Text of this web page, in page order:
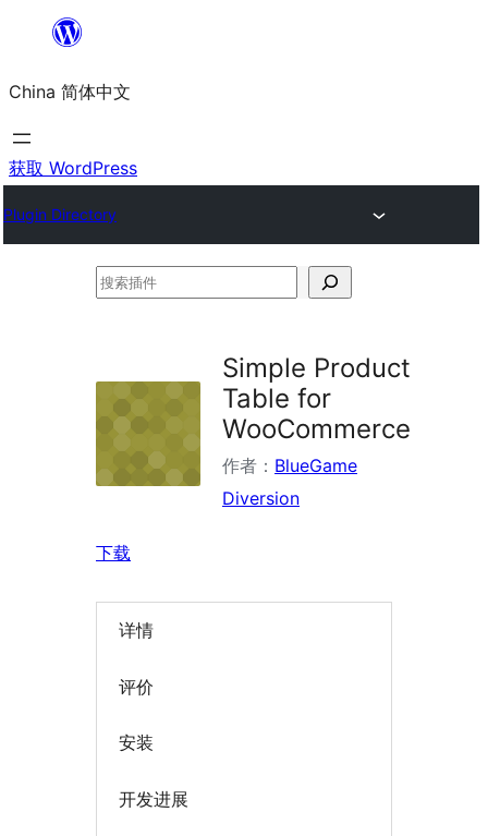
内
容
China 简体中文
获取 WordPress
Plugin Directory
搜
件
Simple Product
Table for
WooCommerce
作者： BlueGame
Diversion
下载
详情
评价
安装
开发进展